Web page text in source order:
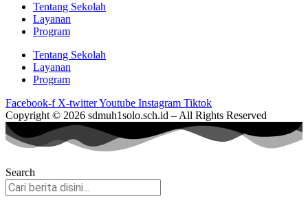
Tentang Sekolah
Layanan
Program
Tentang Sekolah
Layanan
Program
Facebook-f X-twitterYoutube Instagram Tiktok
Copyright © 2026 sdmuh1solo.sch.id – All Rights Reserved
Search